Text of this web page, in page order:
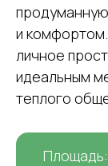
и
личное
идеальным
теплого
Площадь: